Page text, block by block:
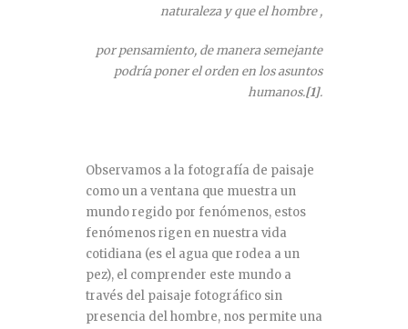
naturaleza y que el hombre ,
por pensamiento, de manera semejante
podría poner el orden en los asuntos
humanos.[1].
Observamos a la fotografía de paisaje
como un a ventana que muestra un
mundo regido por fenómenos, estos
fenómenos rigen en nuestra vida
cotidiana (es el agua que rodea a un
pez), el comprender este mundo a
través del paisaje fotográfico sin
presencia del hombre, nos permite una